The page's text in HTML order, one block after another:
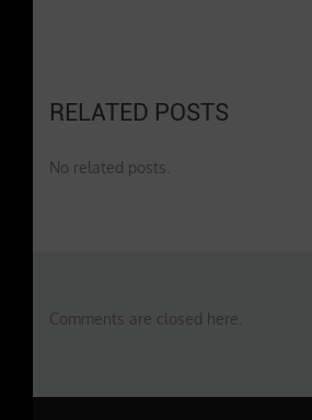
RELATED POSTS
No related posts.
Comments are closed here.